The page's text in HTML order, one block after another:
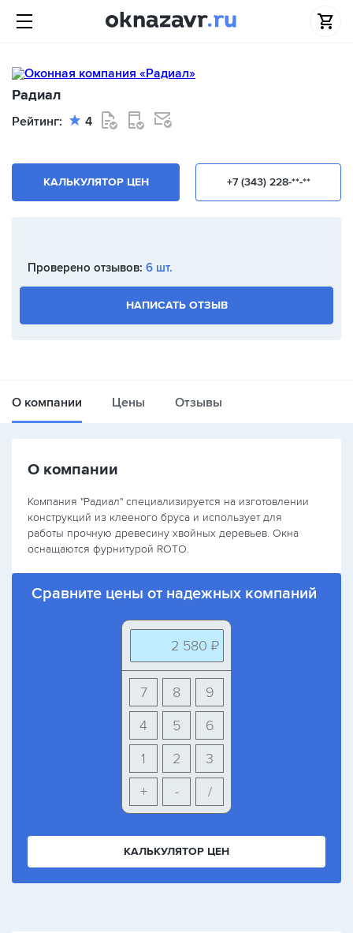
Радиал
Рейтинг: 4
+7 (343) 228-**-**
КАЛЬКУЛЯТОР ЦЕН
Проверено отзывов: 6 шт.
НАПИСАТЬ ОТЗЫВ
О компании Цены Отзывы
О компании
Компания "Радиал" специализируется на изготовлении
конструкций из клееного бруса и использует для
работы прочную древесину хвойных деревьев. Окна
оснащаются фурнитурой ROTO.
Сравните цены от надежных компаний
2 580 ₽
9
8
7
6
5
4
3
2
1
+
- /
КАЛЬКУЛЯТОР ЦЕН